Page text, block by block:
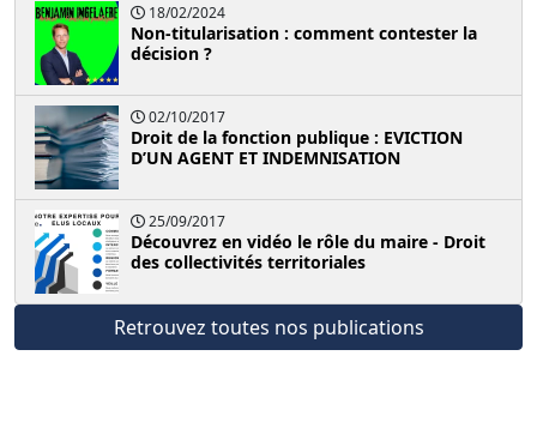
18/02/2024
Non-titularisation : comment contester la
décision ?
02/10/2017
Droit de la fonction publique : EVICTION
D’UN AGENT ET INDEMNISATION
25/09/2017
Découvrez en vidéo le rôle du maire - Droit
des collectivités territoriales
Retrouvez toutes nos publications